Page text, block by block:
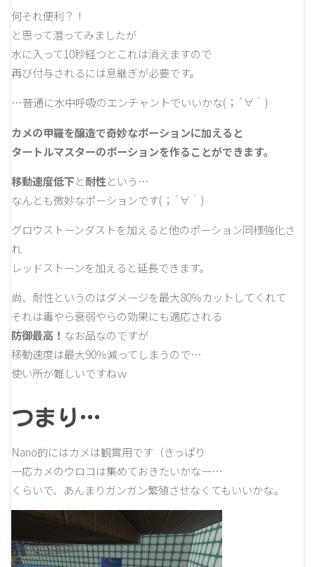
何それ便利？！
と思って潜ってみましたが
水に入って10秒経つとこれは消えますので
再び付与されるには息継ぎが必要です。
…普通に水中呼吸のエンチャントでいいかな(；´∀｀)
カメの甲羅を醸造で奇妙なポーションに加えると
タートルマスターのポーションを作ることができます。
移動速度低下と耐性という…
なんとも微妙なポーションです(；´∀｀)
グロウストーンダストを加えると他のポーション同様強化さ
れ
レッドストーンを加えると延長できます。
尚、耐性というのはダメージを最大80％カットしてくれて
それは毒やら衰弱やらの効果にも適応される
防御最高！ なお品なのですが
移動速度は最大90％減ってしまうので…
使い所が難しいですねｗ
つまり…
Nano的にはカメは観賞用です（きっぱり
一応カメのウロコは集めておきたいかなー…
くらいで、あんまりガンガン繁殖させなくてもいいかな。